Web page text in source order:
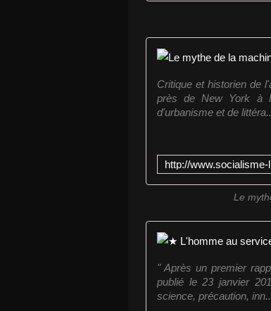
Critique et historien de
près de New York à
d'urbanisme et de
Le
" Après un premier
publié le 23 janvier
science, précaution,